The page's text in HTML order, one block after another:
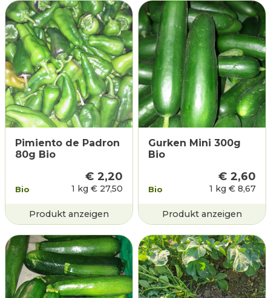
Pimiento de Padron
80g Bio
Bio
€ 2,20
1 kg € 27,50
Produkt anzeigen
Gurken Mini 300g
Bio
Bio
€ 2,60
1 kg € 8,67
Produkt anzeigen